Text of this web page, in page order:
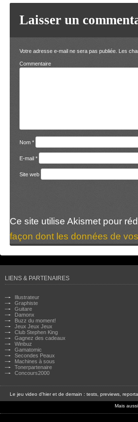
Laisser un
Votre adresse e-mail ne sera pas publiée. Les
Nom *
E-mail *
Site web
Ce site utilise Akismet pour
façon dont les données de
LIENS & PARTENAIRES
Illustrateur
Graphiste
Guitare
Damonx
Buzz du moment!
Jeux Jeux Jeux
Club Stephen King
Gagnez des cadeaux
Winbuz
Gamatomic
Secondes Peaux
Machines à sous
Tonerpartenaire
Concours2000
Le jeu video d'hier et de demain : tests, previews,
Mais